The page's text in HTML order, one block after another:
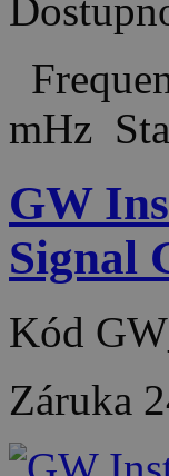
mHz
GW
Signal
Kód
Záruka